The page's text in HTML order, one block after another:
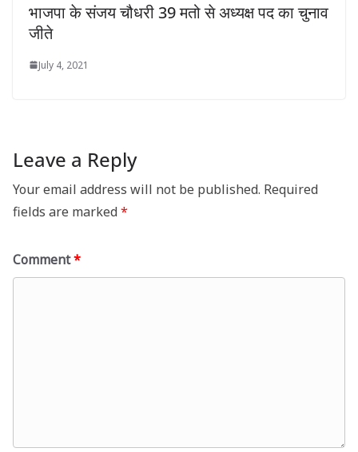
भाजपा के संजय चौधरी 39 मतो से अध्यक्ष पद का चुनाव
जीते
July 4, 2021
Leave a Reply
Your email address will not be published. Required
fields are marked*
Comment*